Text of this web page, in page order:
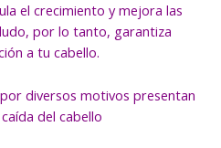
el crecimiento y mejora las
por lo tanto, garantiza
a tu cabello.
diversos motivos presentan
del cabello